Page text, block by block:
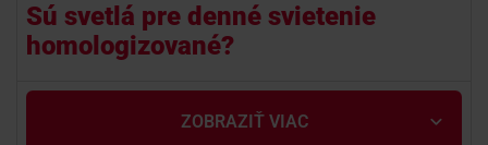
Na stiahnutie
Sú svetlá pre denné svietenie
homologizované?
ZOBRAZIŤ VIAC